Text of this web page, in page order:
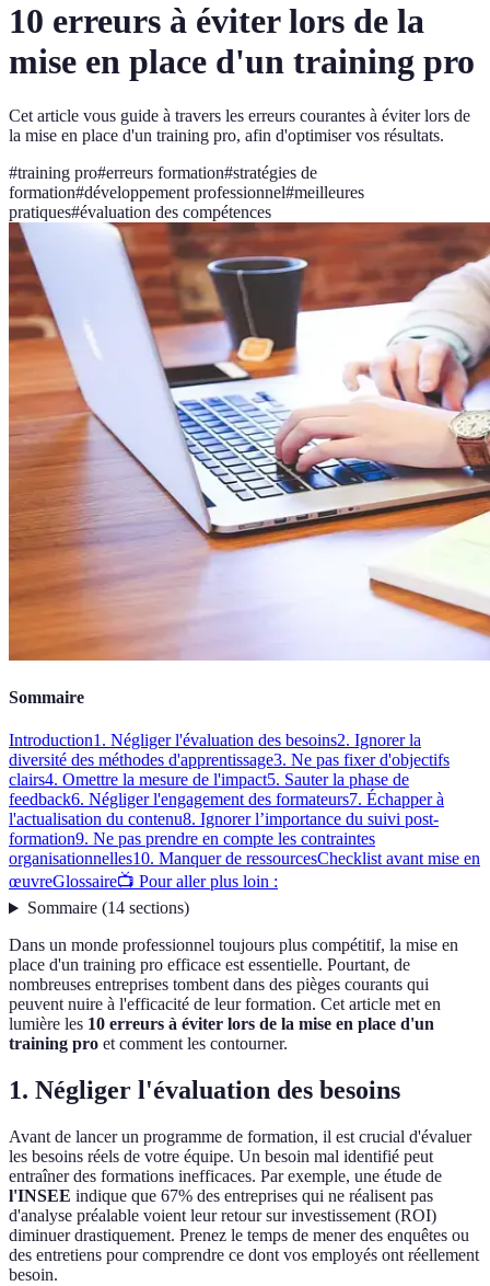
10 erreurs à éviter lors de la
mise en place d'un training pro
Cet article vous guide à travers les erreurs courantes à éviter lors de
la mise en place d'un training pro, afin d'optimiser vos résultats.
#training pro#erreurs formation#stratégies de
formation#développement professionnel#meilleures
pratiques#évaluation des compétences
Sommaire
Introduction1. Négliger l'évaluation des besoins2. Ignorer la
diversité des méthodes d'apprentissage3. Ne pas fixer d'objectifs
clairs4. Omettre la mesure de l'impact5. Sauter la phase de
feedback6. Négliger l'engagement des formateurs7. Échapper à
l'actualisation du contenu8. Ignorer l’importance du suivi post-
formation9. Ne pas prendre en compte les contraintes
organisationnelles10. Manquer de ressourcesChecklist avant mise en
œuvreGlossaire📺 Pour aller plus loin :
Sommaire(14 sections)
Dans un monde professionnel toujours plus compétitif, la mise en
place d'un training pro efficace est essentielle. Pourtant, de
nombreuses entreprises tombent dans des pièges courants qui
peuvent nuire à l'efficacité de leur formation. Cet article met en
lumière les 10 erreurs à éviter lors de la mise en place d'un
training pro et comment les contourner.
1. Négliger l'évaluation des besoins
Avant de lancer un programme de formation, il est crucial d'évaluer
les besoins réels de votre équipe. Un besoin mal identifié peut
entraîner des formations inefficaces. Par exemple, une étude de
l'INSEE indique que 67% des entreprises qui ne réalisent pas
d'analyse préalable voient leur retour sur investissement (ROI)
diminuer drastiquement. Prenez le temps de mener des enquêtes ou
des entretiens pour comprendre ce dont vos employés ont réellement
besoin.